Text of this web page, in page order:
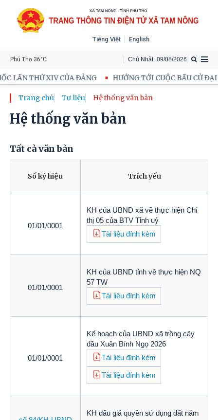
Tiếng Việt English
Chủ Nhật, 09/08/2026
Phú Thọ 36°C
LẦN THỨ XIV CỦA ĐẢNG HƯỚNG TỚI CUỘC BẦU CỬ ĐẠI
Trang chủ Tư liệu Hệ thống văn bản
Hệ thống văn bản
Tất cả văn bản
Số ký hiệu Trích yếu
01/01/0001
KH của UBND xã về thực hiện Chỉ
thị 05 của BTV Tỉnh uỷ
Tài liệu đính kèm
01/01/0001
KH của UBND tỉnh về thực hiện NQ
57 TW
Tài liệu đính kèm
01/01/0001
Kế hoạch của UBND xã trồng cây
đầu Xuân Bính Ngọ 2026
Tài liệu đính kèm
Tài liệu đính kèm
KH đấu giá quyền sử dụng đất năm